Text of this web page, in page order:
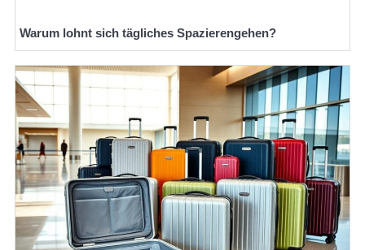
Warum lohnt sich tägliches Spazierengehen?